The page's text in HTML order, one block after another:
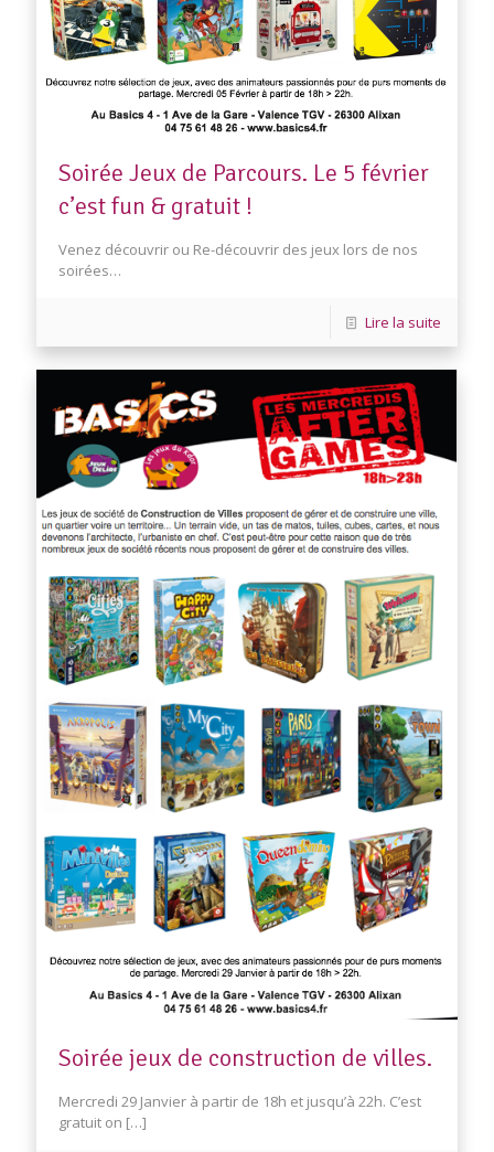
Soirée Jeux de Parcours. Le 5 février
c’est fun & gratuit !
Venez découvrir ou Re-découvrir des jeux lors de nos
soirées…
Lire la suite
Soirée jeux de construction de villes.
Mercredi 29 Janvier à partir de 18h et jusqu’à 22h. C’est
gratuit on […]